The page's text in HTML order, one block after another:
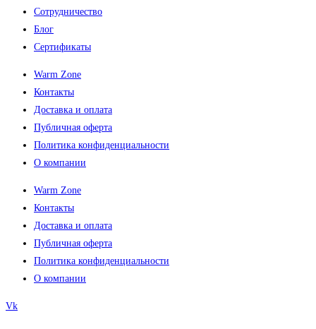
Сотрудничество
Блог
Сертификаты
Warm Zone
Контакты
Доставка и оплата
Публичная оферта
Политика конфиденциальности
О компании
Warm Zone
Контакты
Доставка и оплата
Публичная оферта
Политика конфиденциальности
О компании
Vk